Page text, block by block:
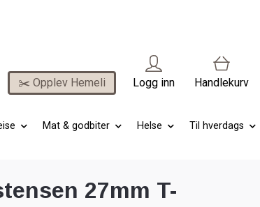
✂️ Opplev Hemeli Logg inn Handlekurv
Mat & godbiter Helse
Til hverdags
27mm T-